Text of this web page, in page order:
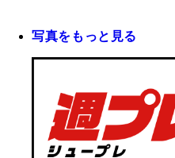
写真をもっと見る